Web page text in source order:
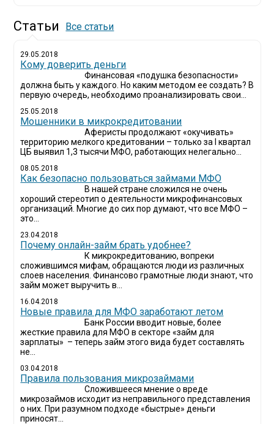
Статьи Все статьи
29.05.2018
Кому доверить деньги
Финансовая «подушка безопасности»
должна быть у каждого. Но каким методом ее создать? В
первую очередь, необходимо проанализировать свои...
25.05.2018
Мошенники в микрокредитовании
Аферисты продолжают «окучивать»
территорию мелкого кредитовании – только за I квартал
ЦБ выявил 1,3 тысячи МФО, работающих нелегально...
08.05.2018
Как безопасно пользоваться займами МФО
В нашей стране сложился не очень
хороший стереотип о деятельности микрофинансовых
организаций. Многие до сих пор думают, что все МФО –
это...
23.04.2018
Почему онлайн-займ брать удобнее?
К микрокредитованию, вопреки
сложившимся мифам, обращаются люди из различных
слоев населения. Финансово грамотные люди знают, что
займ может выручить в...
16.04.2018
Новые правила для МФО заработают летом
Банк России вводит новые, более
жесткие правила для МФО в секторе «займ для
зарплаты» – теперь займ этого вида будет составлять
не...
03.04.2018
​Правила пользования микрозаймами
Сложившееся мнение о вреде
микрозаймов исходит из неправильного представления
о них. При разумном подходе «быстрые» деньги
приносят...